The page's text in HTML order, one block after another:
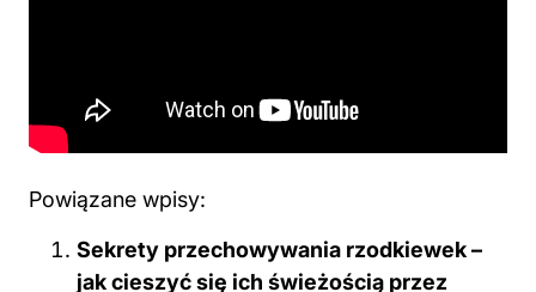
Powiązane wpisy:
Sekrety przechowywania rzodkiewek –
jak cieszyć się ich świeżością przez